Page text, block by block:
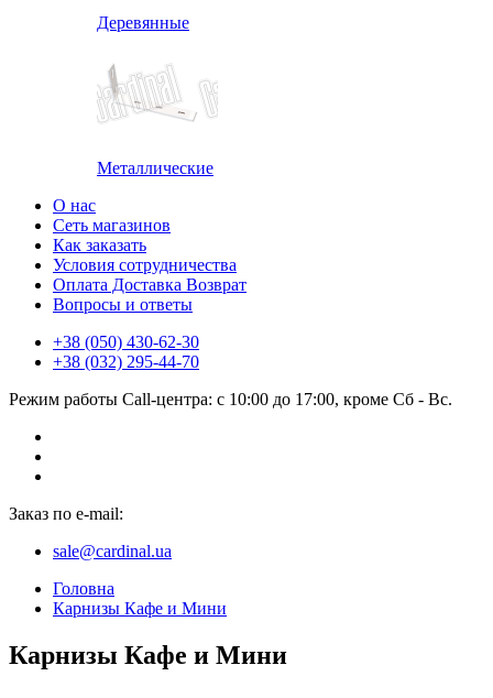
Деревянные
Металлические
О нас
Сеть магазинов
Как заказать
Условия сотрудничества
Оплата Доставка Возврат
Вопросы и ответы
+38 (050) 430-62-30
+38 (032) 295-44-70
Режим работы Call-центра: с 10:00 до 17:00, кроме Сб - Вс.
Заказ по e-mail:
sale@cardinal.ua
Головна
Карнизы Кафе и Мини
Карнизы Кафе и Мини